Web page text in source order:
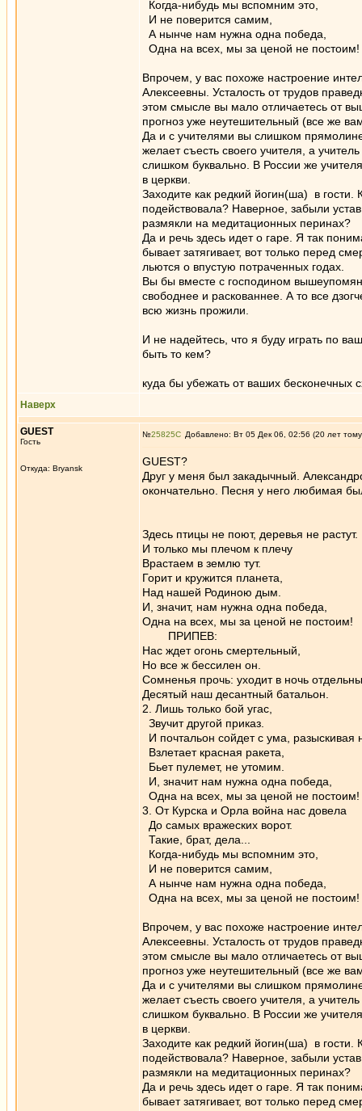
Когда-нибудь мы вспомним это,
И не поверится самим,
А нынче нам нужна одна победа,
Одна на всех, мы за ценой не постоим!
Впрочем, у вас похоже настроение
Алексеевны. Усталость от трудов
этом смысле вы мало отличаетесь от
прогноз уже неутешительный (все же
Да и с учителями вы слишком
желает съесть своего учителя, а
слишком буквально. В России же
в церкви.
Заходите как редкий йогин(ша) в гости.
подействовала? Наверное, забыли
размякли на медитационных перинах?
Да и речь здесь идет о гаре. Я так
бывает затягивает, вот только перед
льются о впустую потраченных годах.
Вы бы вместе с господином
свободнее и раскованнее. А то все
всю жизнь прожили.
И не надейтесь, что я буду играть по
быть то кем?
куда бы убежать от ваших бесконечных
Наверх
GUEST
Гость
Откуда: Bryansk
№25825 Добавлено: Вт 05 Дек 06, 02:56 (20 лет
GUEST?
Друг у меня был закадычный.
окончательно. Песня у него любимая
Здесь птицы не поют, деревья не pастyт.
И только мы плечом к плечу
Врастаем в землю тут.
Горит и кpyжится планета,
Над нашей Родиною дым.
И, значит, нам нужна одна победа,
Одна на всех, мы за ценой не постоим!
ПРИПЕВ:
Hас ждет огонь смертельный,
Hо все ж бессилен он.
Сомненья прочь: уходит в ночь
Десятый наш десантный батальон.
2. Лишь только бой yгас,
Звучит дpyгой приказ.
И почтальон сойдет с ума, разыскивая
Взлетает красная ракета,
Бьет пулемет, не утомим.
И, значит нам нужна одна победа,
Одна на всех, мы за ценой не
3. От Кypска и Оpла война нас довела
До самых вражеских ворот.
Такие, брат, дела...
Когда-нибудь мы вспомним это,
И не поверится самим,
А нынче нам нужна одна победа,
Одна на всех, мы за ценой не постоим!
Впрочем, у вас похоже настроение
Алексеевны. Усталость от трудов
этом смысле вы мало отличаетесь от
прогноз уже неутешительный (все же
Да и с учителями вы слишком
желает съесть своего учителя, а
слишком буквально. В России же
в церкви.
Заходите как редкий йогин(ша) в гости.
подействовала? Наверное, забыли
размякли на медитационных перинах?
Да и речь здесь идет о гаре. Я так
бывает затягивает, вот только перед